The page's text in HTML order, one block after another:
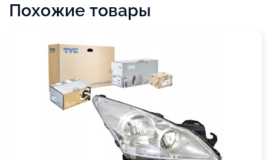
Похожие товары